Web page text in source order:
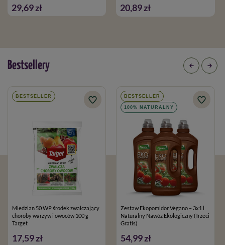
29,69 zł 20,89 zł
Bestsellery
BESTSELLER
Miedzian 50 WP środek zwalczający
choroby warzyw i owoców 100 g
Target
17,59 zł
BESTSELLER
100% NATURALNY
Zestaw Ekopomidor Vegano – 3x1 l
Naturalny Nawóz Ekologiczny (Trzeci
Gratis)
54,99 zł